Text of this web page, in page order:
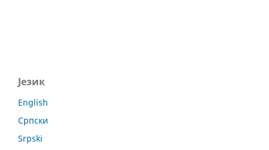
Језик
English
Српски
Srpski